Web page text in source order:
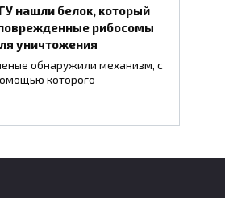
нашли белок, который
рибосомы
уничтожения
обнаружили механизм, с
которого